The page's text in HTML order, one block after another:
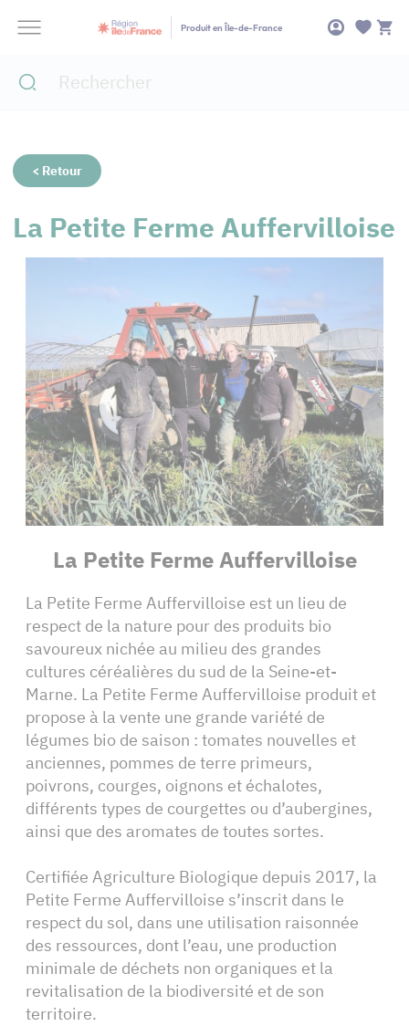
Produit en Île-de-France
< Retour
La Petite Ferme Auffervilloise
La Petite Ferme Auffervilloise
La Petite Ferme Auffervilloise est un lieu de
respect de la nature pour des produits bio
savoureux nichée au milieu des grandes
cultures céréalières du sud de la Seine-et-
Marne. La Petite Ferme Auffervilloise produit et
propose à la vente une grande variété de
légumes bio de saison : tomates nouvelles et
anciennes, pommes de terre primeurs,
poivrons, courges, oignons et échalotes,
différents types de courgettes ou d’aubergines,
ainsi que des aromates de toutes sortes.
Certifiée Agriculture Biologique depuis 2017, la
Petite Ferme Auffervilloise s’inscrit dans le
respect du sol, dans une utilisation raisonnée
des ressources, dont l’eau, une production
minimale de déchets non organiques et la
revitalisation de la biodiversité et de son
territoire.